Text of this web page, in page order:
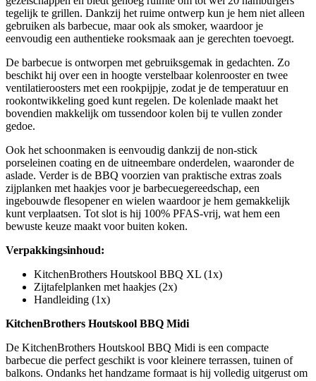
tegelijk te grillen. Dankzij het ruime ontwerp kun je hem niet alleen
gebruiken als barbecue, maar ook als smoker, waardoor je
eenvoudig een authentieke rooksmaak aan je gerechten toevoegt.
De barbecue is ontworpen met gebruiksgemak in gedachten. Zo
beschikt hij over een in hoogte verstelbaar kolenrooster en twee
ventilatieroosters met een rookpijpje, zodat je de temperatuur en
rookontwikkeling goed kunt regelen. De kolenlade maakt het
bovendien makkelijk om tussendoor kolen bij te vullen zonder
gedoe.
Ook het schoonmaken is eenvoudig dankzij de non-stick
porseleinen coating en de uitneembare onderdelen, waaronder de
aslade. Verder is de BBQ voorzien van praktische extras zoals
zijplanken met haakjes voor je barbecuegereedschap, een
ingebouwde flesopener en wielen waardoor je hem gemakkelijk
kunt verplaatsen. Tot slot is hij 100% PFAS-vrij, wat hem een
bewuste keuze maakt voor buiten koken.
Verpakkingsinhoud:
KitchenBrothers Houtskool BBQ XL (1x)
Zijtafelplanken met haakjes (2x)
Handleiding (1x)
KitchenBrothers Houtskool BBQ Midi
De KitchenBrothers Houtskool BBQ Midi is een compacte
barbecue die perfect geschikt is voor kleinere terrassen, tuinen of
balkons. Ondanks het handzame formaat is hij volledig uitgerust om